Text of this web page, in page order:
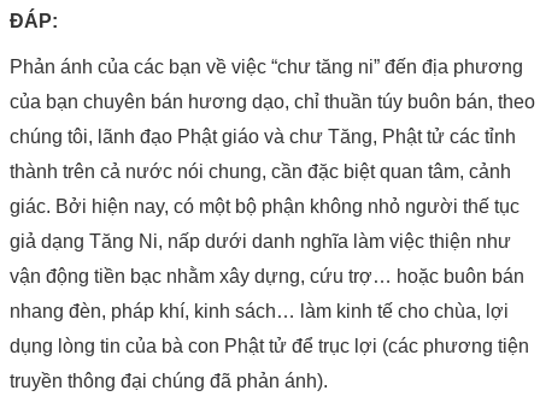
ĐÁP:
Phản ánh của các bạn về việc “chư tăng ni” đến địa phương
của bạn chuyên bán hương dạo, chỉ thuần túy buôn bán, theo
chúng tôi, lãnh đạo Phật giáo và chư Tăng, Phật tử các tỉnh
thành trên cả nước nói chung, cần đặc biệt quan tâm, cảnh
giác. Bởi hiện nay, có một bộ phận không nhỏ người thế tục
giả dạng Tăng Ni, nấp dưới danh nghĩa làm việc thiện như
vận động tiền bạc nhằm xây dựng, cứu trợ… hoặc buôn bán
nhang đèn, pháp khí, kinh sách… làm kinh tế cho chùa, lợi
dụng lòng tin của bà con Phật tử để trục lợi (các phương tiện
truyền thông đại chúng đã phản ánh).